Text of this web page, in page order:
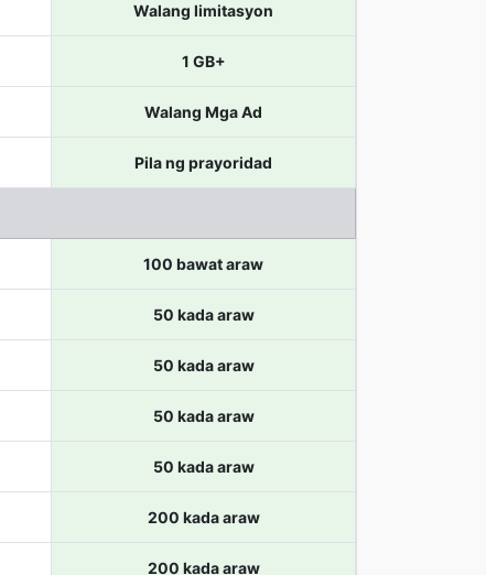
Walang limitasyon
1 GB+
Walang Mga Ad
Pila ng prayoridad
100 bawat araw
50 kada araw
50 kada araw
50 kada araw
50 kada araw
200 kada araw
200 kada araw